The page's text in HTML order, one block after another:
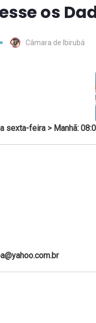
os
Câmara de Ibirubá
sexta-feira > Manhã: